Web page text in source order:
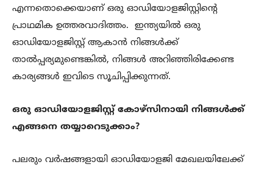
എന്നതൊക്കെയാണ് ഒരു ഓഡിയോളജിസ്റ്റിന്റെ
പ്രാഥമിക ഉത്തരവാദിത്തം. ഇന്ത്യയിൽ ഒരു
ഓഡിയോളജിസ്റ്റ് ആകാൻ നിങ്ങൾക്ക്
താൽപ്പര്യമുണ്ടെങ്കിൽ, നിങ്ങൾ അറിഞ്ഞിരിക്കേണ്ട
കാര്യങ്ങൾ ഇവിടെ സൂചിപ്പിക്കുന്നത്.
ഒരു ഓഡിയോളജിസ്റ്റ്കോഴ്‌സിനായി നിങ്ങൾക്ക്
എങ്ങനെ തയ്യാറെടുക്കാം?
പലരും വർഷങ്ങളായി ഓഡിയോളജി മേഖലയിലേക്ക്